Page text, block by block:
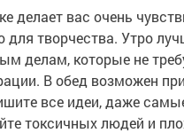
делает вас очень
для творчества. Утро
делам, которые не
В обед возможен
все идеи, даже
токсичных людей и